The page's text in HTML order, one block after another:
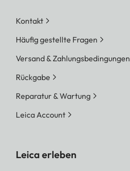
Kontakt
Häufig gestellte Fragen
Versand & Zahlungsbedingungen
Rückgabe
Reparatur & Wartung
Leica Account
Leica erleben